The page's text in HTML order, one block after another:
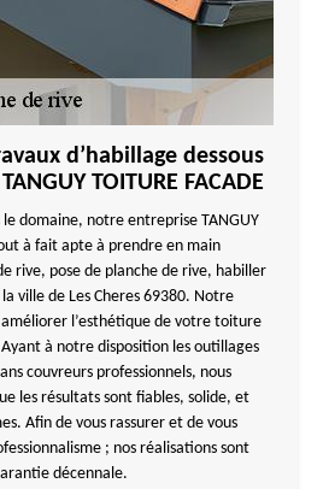
d’habillage dessous
TOITURE FACADE
le domaine, notre entreprise TANGUY
à fait apte à prendre en main
rive, pose de planche de rive, habiller
ville de Les Cheres 69380. Notre
l’esthétique de votre toiture
à notre disposition les outillages
couvreurs professionnels, nous
les résultats sont fiables, solide, et
Afin de vous rassurer et de vous
; nos réalisations sont
décennale.